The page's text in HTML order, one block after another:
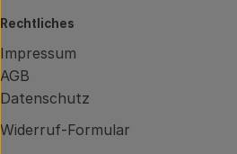
Rechtliches
Impressum
AGB
Datenschutz
Widerruf-Formular